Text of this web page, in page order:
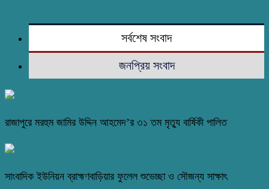
সর্বশেষ সংবাদ
জনপ্রিয় সংবাদ
রাজাপুরে মরহুম জামির উদ্দিন আহমেদ’র ৩১ তম মৃত্যু বার্ষিকী পালিত
সাংবাদিক ইউনিয়ন ব্রাহ্মণবাড়িয়ার ফুলেল শুভেচ্ছা ও সৌজন্য সাক্ষাৎ